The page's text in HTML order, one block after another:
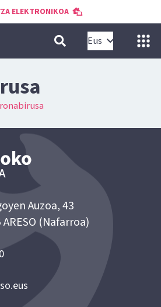
ELEKTRONIKOA
Eus
Auzoa, 43
ARESO (Nafarroa)